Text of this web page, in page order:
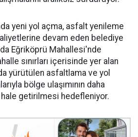
yeni yol açma, asfalt yenileme
devam eden belediye
Eğriköprü Mahallesi'nde
sınırları içerisinde yer alan
yürütülen asfaltlama ve yol
bölge ulaşımının daha
getirilmesi hedefleniyor.